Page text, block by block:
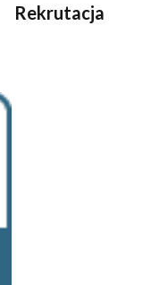
Rekrutacja